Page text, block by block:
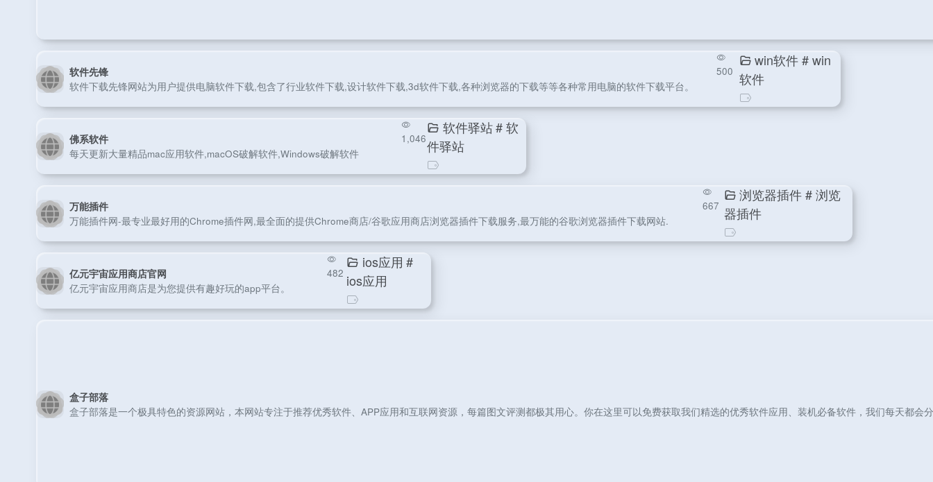
软件先锋
软件下载先锋网站为用户提供电脑软件下载,包含了行业软件下载,设计软件下载,3d软件下载,各种浏览器的下载等等各种常用电脑的软件下载平台。
500
win软件# win
软件
佛系软件
每天更新大量精品mac应用软件,macOS破解软件,Windows破解软件
1,046
软件驿站# 软
件驿站
万能插件
万能插件网-最专业最好用的Chrome插件网,最全面的提供Chrome商店/谷歌应用商店浏览器插件下载服务,最万能的谷歌浏览器插件下载网站.
667
浏览器插件# 浏览
器插件
亿元宇宙应用商店官网
亿元宇宙应用商店是为您提供有趣好玩的app平台。
482
ios应用 #
ios应用
盒子部落
盒子部落是一个极具特色的资源网站，本网站专注于推荐优秀软件、APP应用和互联网资源，每篇图文评测都极其用心。你在这里可以免费获取我们精选的优秀软件应用、装机必备软件，我们每天都会